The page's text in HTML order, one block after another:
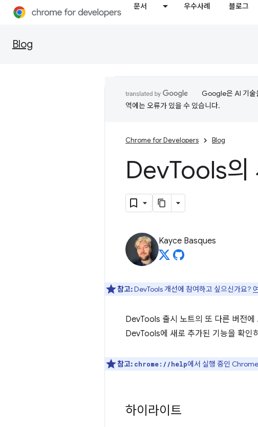
문서 우수사례 블로그
Blog
Google은 AI 기술
역에는 오류가 있을 수 있습니다.
Chrome for Developers Blog
DevTools의
Kayce Basques
참고:DevTools 개선에 참여하고 싶으신가요?
DevTools 출시 노트의 또 다른 버전
DevTools에 새로 추가된 기능을 확인
참고: chrome://help에서 실행 중인
하이라이트